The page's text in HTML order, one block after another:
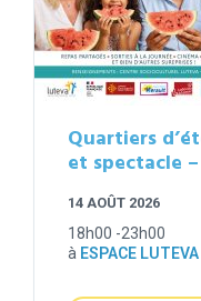
Quartiers
et spectacle
14 AOÛT 2026
18h00 -23h00
à ESPACE LUTEVA